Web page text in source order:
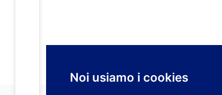
Noi usiamo i cookies